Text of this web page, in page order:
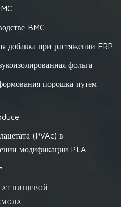
BMC
добавка при растяжении FRP
фольга
порошка путем
(PVAc) в
модификации PLA
ПИЩЕВОЙ